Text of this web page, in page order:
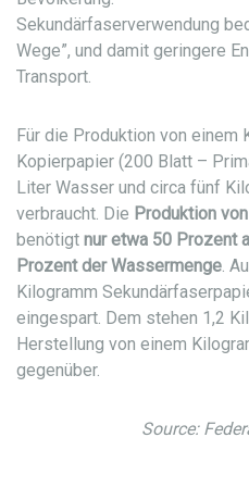
Sekundärfaserverwendung
Wege”, und damit geringere
Transport.
Für die Produktion von einem
Kopierpapier (200 Blatt –
Liter Wasser und circa fünf
verbraucht. Die Produktion
benötigt nur etwa 50 Prozent
Prozent der Wassermenge.
Kilogramm
eingespart. Dem stehen 1,2
Herstellung von einem
gegenüber.
Source: